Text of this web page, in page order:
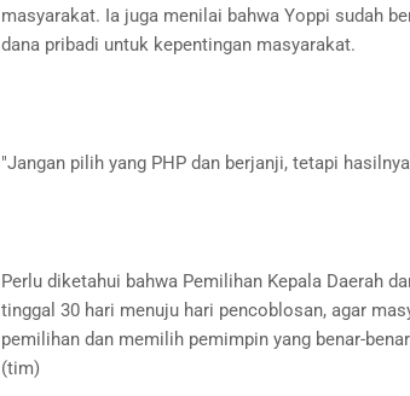
masyarakat. Ia juga menilai bahwa Yoppi sudah
dana pribadi untuk kepentingan masyarakat.
"Jangan pilih yang PHP dan berjanji, tetapi
Perlu diketahui bahwa Pemilihan Kepala Daerah
tinggal 30 hari menuju hari pencoblosan, agar
pemilihan dan memilih pemimpin yang benar-
(tim)